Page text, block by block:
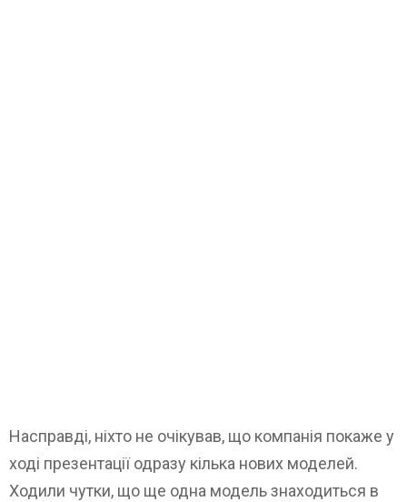
Насправді, ніхто не очікував, що компанія покаже у
ході презентації одразу кілька нових моделей.
Ходили чутки, що ще одна модель знаходиться в